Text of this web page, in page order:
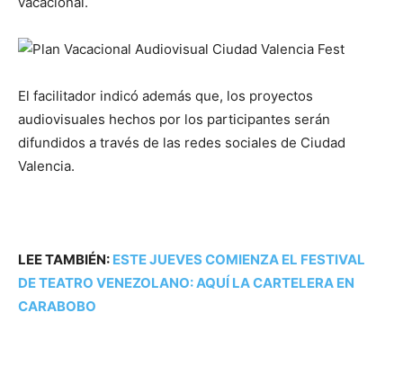
El facilitador indicó además que, los proyectos
audiovisuales hechos por los participantes serán
difundidos a través de las redes sociales de Ciudad
Valencia.
LEE TAMBIÉN: ESTE JUEVES COMIENZA EL FESTIVAL
DE TEATRO VENEZOLANO: AQUÍ LA CARTELERA EN
CARABOBO